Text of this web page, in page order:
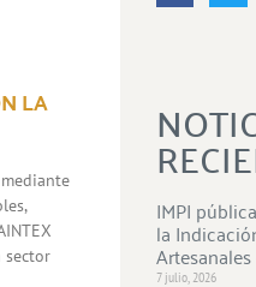
LA
sector
IMPI
la
7 julio, 2026